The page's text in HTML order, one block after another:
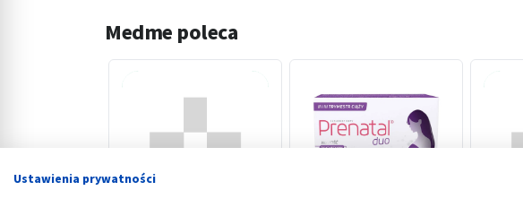
Medme poleca
‹
Ustawienia prywatności